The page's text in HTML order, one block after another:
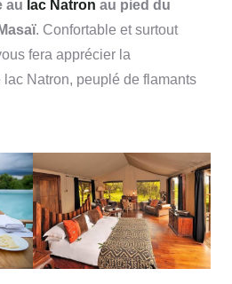
au lac Natron au pied du
. Confortable et surtout
fera apprécier la
Natron, peuplé de flamants